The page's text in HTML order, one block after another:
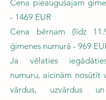
Cena pieaugušajam
- 1469 EUR
Cena bērnam (līdz
ģimenes numurā - 969
Ja vēlaties
numuru, aicinām nosūtīt
vārdus, uzvārdus